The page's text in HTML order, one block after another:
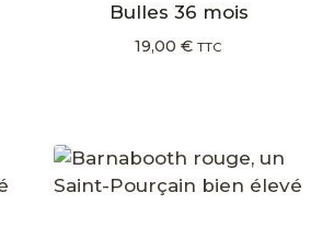
Bulles 36 mois
19,00 € TTC